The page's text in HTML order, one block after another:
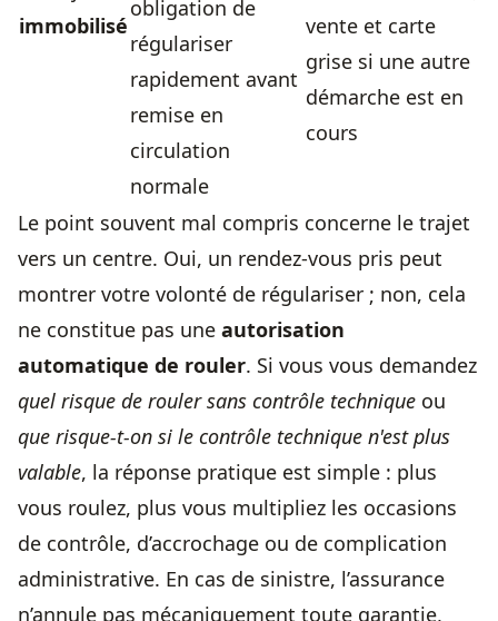
immobilisé
obligation de
régulariser
rapidement avant
remise en
circulation
normale
vente et carte
grise si une autre
démarche est en
cours
Le point souvent mal compris concerne le trajet
vers un centre. Oui, un rendez-vous pris peut
montrer votre volonté de régulariser ; non, cela
ne constitue pas une autorisation
automatique de rouler. Si vous vous demandez
quel risque de rouler sans contrôle technique ou
que risque-t-on si le contrôle technique n'est plus
valable, la réponse pratique est simple : plus
vous roulez, plus vous multipliez les occasions
de contrôle, d’accrochage ou de complication
administrative. En cas de sinistre, l’assurance
n’annule pas mécaniquement toute garantie,